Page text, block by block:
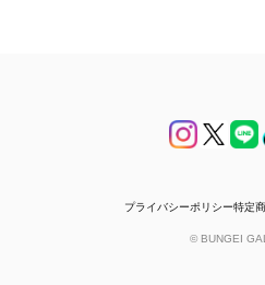
プライバシーポリシー特定
© BUNGEI